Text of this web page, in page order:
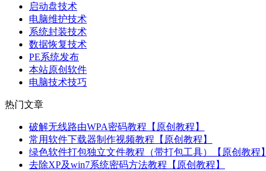
启动盘技术
电脑维护技术
系统封装技术
数据恢复技术
PE系统发布
本站原创软件
电脑技术技巧
热门文章
破解无线路由WPA密码教程【原创教程】
常用软件下载器制作视频教程【原创教程】
绿色软件打包独立文件教程（带打包工具）【原创教程】
去除XP及win7系统密码方法教程【原创教程】